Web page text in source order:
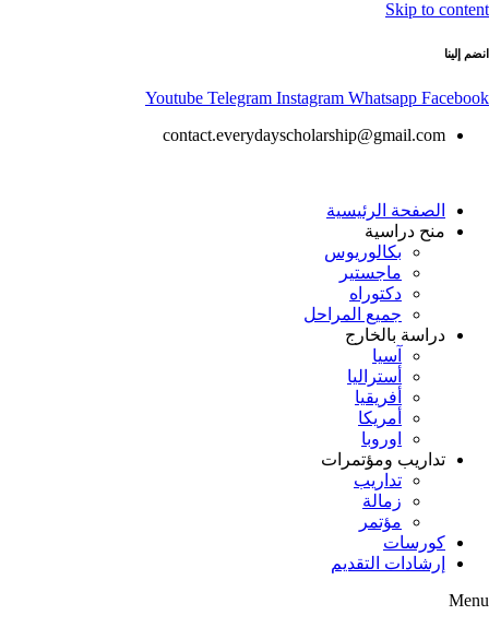
Skip to content
انضم إلينا
Youtube Telegram Instagram Whatsapp Facebook
contact.everydayscholarship@gmail.com
الصفحة الرئيسية
منح دراسية
بكالوريوس
ماجستير
دكتوراه
جميع المراحل
دراسة بالخارج
آسيا
أستراليا
أفريقيا
أمريكا
اوروبا
تداريب ومؤتمرات
تداريب
زمالة
مؤتمر
كورسات
إرشادات التقديم
Menu